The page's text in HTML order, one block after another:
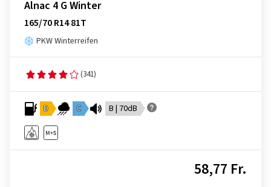
Alnac 4 G Winter
165/70 R14 81T
PKW Winterreifen
(341)
D C B | 70dB
58,77 Fr.